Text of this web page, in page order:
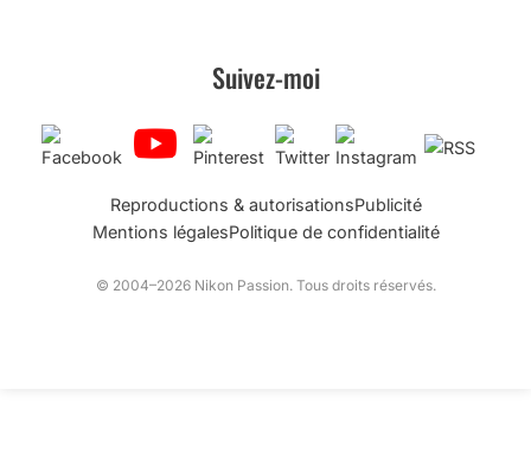
Suivez-moi
Reproductions & autorisationsPublicité
Mentions légalesPolitique de confidentialité
© 2004–2026 Nikon Passion. Tous droits réservés.